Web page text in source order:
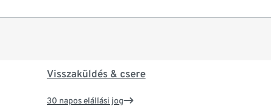
Visszaküldés & csere
30 napos elállási jog